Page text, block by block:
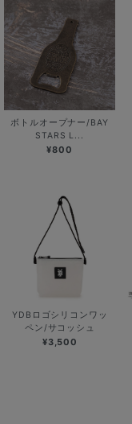
ボトルオープナー/BAY
STARS L...
¥800
YDBロゴシリコンワッ
ペン/サコッシュ
¥3,500